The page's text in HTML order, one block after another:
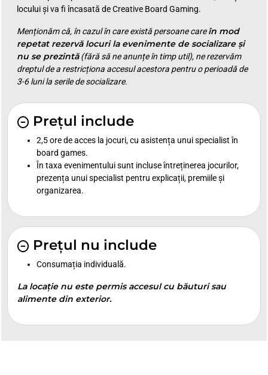
locului și va fi încasată de Creative Board Gaming.
Menționăm că, în cazul în care există persoane careîn mod
repetat rezervă locuri la evenimente de socializare și
nu se prezintă(fără să ne anunțe în timp util), ne rezervăm
dreptul de a restricționa accesul acestora pentru o perioadă de
3-6 luni la serile de socializare.
Prețul include
2,5 ore de acces la jocuri, cu asistența unui specialist în
board games.
În taxa evenimentului sunt incluse întreținerea jocurilor,
prezența unui specialist pentru explicații, premiile și
organizarea.
Prețul nu include
Consumația individuală.
La locație nu este permis accesul cu băuturi sau
alimente din exterior.